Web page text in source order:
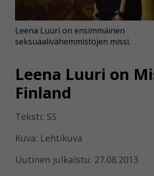
Leena Luuri on
Finland
Teksti: SS
Kuva: Lehtikuva
Uutinen julkaistu: 27.08.2013
Leena Luuri on ensimmäinen
seksuaalivähemmistöjen missi.